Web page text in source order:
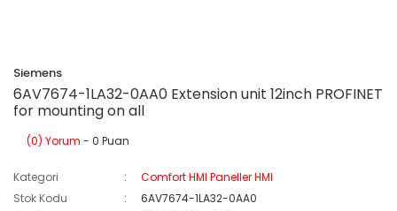
Siemens
6AV7674-1LA32-0AA0 Extension unit 12inch PROFINET
for mounting on all
(0) Yorum - 0 Puan
Kategori
Comfort HMI Paneller HMI
Stok Kodu
6AV7674-1LA32-0AA0